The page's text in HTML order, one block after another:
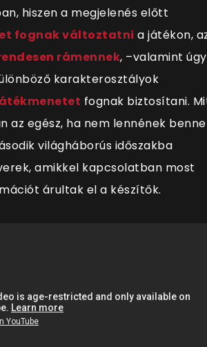
hiszen a megjelenés előtt
fognak változtatni a játékon,
rámennek, –valamint úgy
karakterosztályok
fognak biztosítani.
az egész, ha nem lennének benne
világháborús időszakba
amikkel kapcsolatban most
árultak el a készítők.